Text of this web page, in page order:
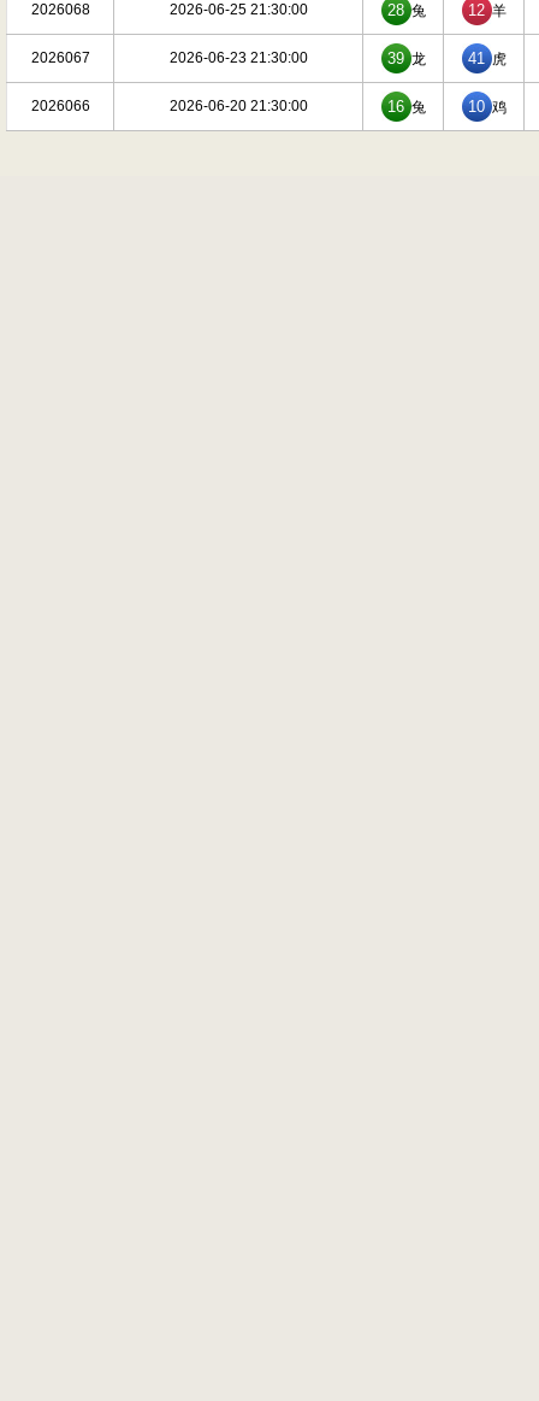
2026068 2026-06-25 21:30:00 28 兔 12 羊
2026067 2026-06-23 21:30:00 39 龙 41 虎
2026066 2026-06-20 21:30:00 16 兔 10 鸡